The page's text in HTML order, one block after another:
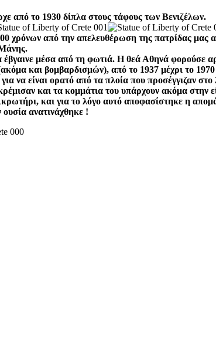
από το 1930 δίπλα στους τάφους των Βενιζέλων.
χρόνων από την απελευθέρωση της πατρίδας μας
μέσα από τη φωτιά. Η θεά Αθηνά φορούσε
και βομβαρδισμών), από το 1937 μέχρι το
να είναι ορατό από τα πλοία που προσέγγιζαν
και τα κομμάτια του υπάρχουν ακόμα στην
και για το λόγο αυτό αποφασίστηκε η
ανατινάχθηκε !